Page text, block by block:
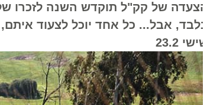
של קק"ל תוקדש השנה לזכרו של
אבל... כל אחד יוכל לצעוד איתם,
23.2